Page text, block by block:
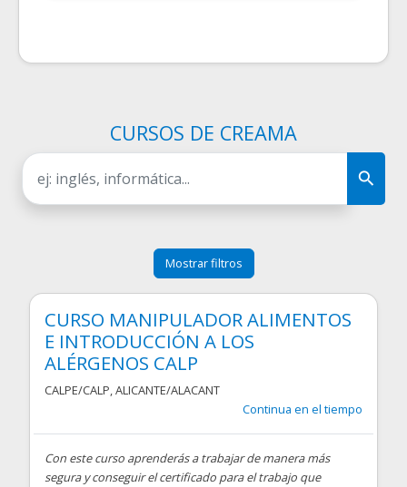
CURSOS DE CREAMA
Mostrar filtros
CURSO MANIPULADOR ALIMENTOS
E INTRODUCCIÓN A LOS
ALÉRGENOS CALP
CALPE/CALP,ALICANTE/ALACANT
Continua en el tiempo
Con este curso aprenderás a trabajar de manera más
segura y conseguir el certificado para el trabajo que